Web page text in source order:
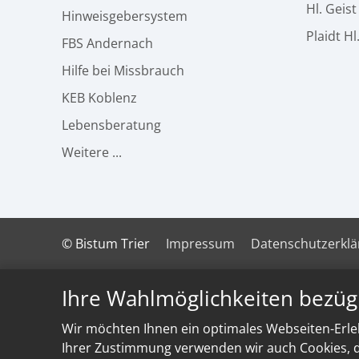
Ihre Wahlmöglichkeiten
Wir möchten Ihnen ein optimales Webseiten-
Ihrer Zustimmung verwenden wir auch
Hinweisgebersystem
FBS Andernach
Hilfe bei Missbrauch
KEB Koblenz
Lebensberatung
Weitere ...
Hl.
Plaidt
© Bistum Trier Impressum